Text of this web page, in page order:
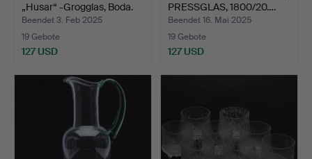
„Husar“ -Grogglas, Boda.
Beendet 3. Feb 2025
19 Gebote
127 USD
PRESSGLAS, 1800/20.…
Beendet 16. Mai 2025
19 Gebote
127 USD